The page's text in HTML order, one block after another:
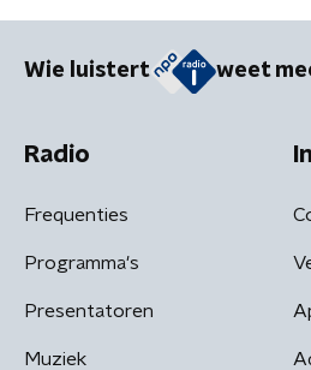
Wie luistert weet
Radio
Frequenties
Programma's
Presentatoren
Muziek